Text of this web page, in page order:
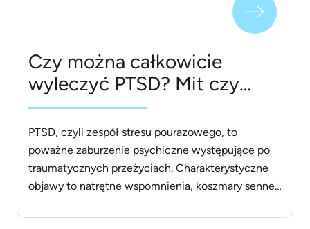
Czy można całkowicie
wyleczyć PTSD? Mit czy
rzeczywistość?
PTSD, czyli zespół stresu pourazowego, to
poważne zaburzenie psychiczne występujące po
traumatycznych przeżyciach. Charakterystyczne
objawy to natrętne wspomnienia, koszmary senne,
stan ciągłego napięcia. PTSD może być wywołane